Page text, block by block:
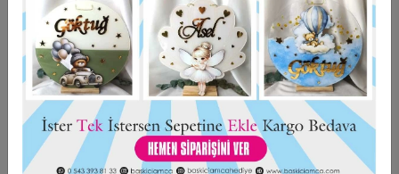
Hızlı Gönderi Güvenli Alışveriş İade ve Değişim